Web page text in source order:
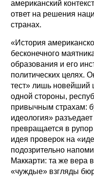
американский
ответ на решения
странах.
«История
бесконечного
образования и его
политических целях.
тест» лишь новейший
одной стороны,
привычным страхам:
идеология»
превращается в
идея проверок на
подозрительно
Маккарти: та же вера
«чуждые» взгляды